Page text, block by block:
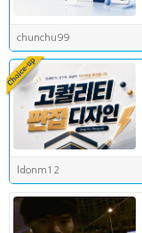
chunchu99
ldonm12